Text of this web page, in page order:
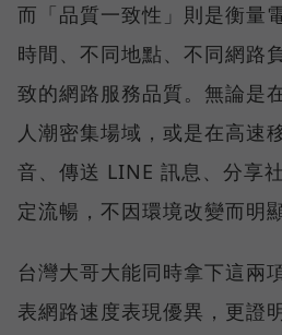
而「品質一致性」則是衡量
時間、不同地點、不同網路
致的網路服務品質。無論是
人潮密集場域，或是在高速
音、傳送 LINE 訊息、分享
定流暢，不因環境改變而明
台灣大哥大能同時拿下這兩
表網路速度表現優異，更證